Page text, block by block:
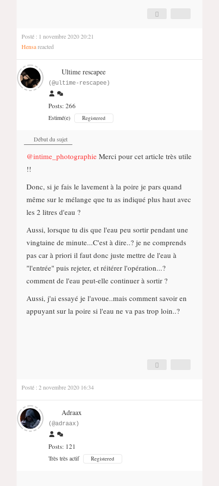
Posté : 1 novembre 2020 20:21
Hensareacted
Ultime rescapee
(@ultime-rescapee)
Posts: 266
Estimé(e) Registered
Début du sujet
@intime_photographie Merci pour cet article très utile
!!
Donc, si je fais le lavement à la poire je pars quand
même sur le mélange que tu as indiqué plus haut avec
les 2 litres d'eau ?
Aussi, lorsque tu dis que l'eau peu sortir pendant une
vingtaine de minute...C'est à dire..? je ne comprends
pas car à priori il faut donc juste mettre de l'eau à
"l'entrée" puis rejeter, et réitérer l'opération...?
comment de l'eau peut-elle continuer à sortir ?
Aussi, j'ai essayé je l'avoue..mais comment savoir en
appuyant sur la poire si l'eau ne va pas trop loin..?
Posté : 2 novembre 2020 16:34
Adraax
(@adraax)
Posts: 121
Très très actif Registered